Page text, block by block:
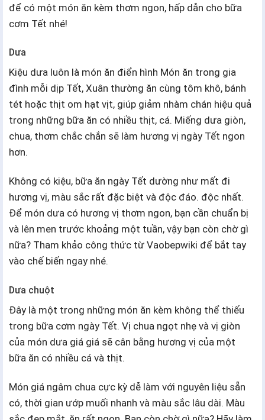
để có một món ăn kèm thơm ngon, hấp dẫn cho bữa
cơm Tết nhé!
Dưa
Kiệu dưa luôn là món ăn điển hình Món ăn trong gia
đình mỗi dịp Tết, Xuân thường ăn cùng tôm khô, bánh
tét hoặc thịt om hạt vịt, giúp giảm nhàm chán hiệu quả
trong những bữa ăn có nhiều thịt, cá. Miếng dưa giòn,
chua, thơm chắc chắn sẽ làm hương vị ngày Tết ngon
hơn.
Không có kiệu, bữa ăn ngày Tết dường như mất đi
hương vị, màu sắc rất đặc biệt và độc đáo. độc nhất.
Để món dưa có hương vị thơm ngon, bạn cần chuẩn bị
và lên men trước khoảng một tuần, vậy bạn còn chờ gì
nữa? Tham khảo công thức từ Vaobepwiki để bắt tay
vào chế biến ngay nhé.
Dưa chuột
Đây là một trong những món ăn kèm không thể thiếu
trong bữa cơm ngày Tết. Vị chua ngọt nhẹ và vị giòn
của món dưa giá giá sẽ cân bằng hương vị của một
bữa ăn có nhiều cá và thịt.
Món giá ngâm chua cực kỳ dễ làm với nguyên liệu sẵn
có, thời gian ướp muối nhanh và màu sắc lâu dài. Màu